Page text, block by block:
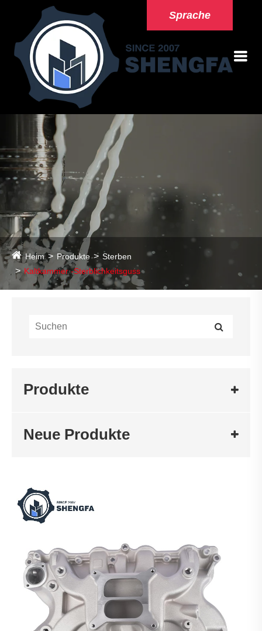
Sprache
Heim Produkte
Sterben
Kaltkammer -Sterblichkeitsguss
Produkte
Neue Produkte